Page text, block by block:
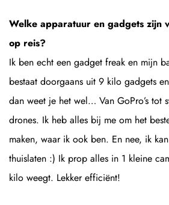
Welke apparatuur en gadgets zijn
op reis?
Ik ben echt een gadget freak en mijn
bestaat doorgaans uit 9 kilo gadgets
dan weet je het wel… Van GoPro’s tot
drones. Ik heb alles bij me om het
maken, waar ik ook ben. En nee, ik
thuislaten :) Ik prop alles in 1 kleine
kilo weegt. Lekker efficiënt!